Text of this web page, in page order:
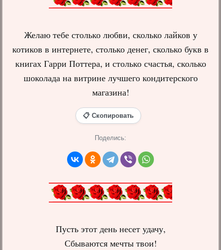
Желаю тебе столько любви, сколько лайков у
котиков в интернете, столько денег, сколько букв в
книгах Гарри Поттера, и столько счастья, сколько
шоколада на витрине лучшего кондитерского
магазина!
📋 Скопировать
Поделись:
Пусть этот день несет удачу,
Сбываются мечты твои!